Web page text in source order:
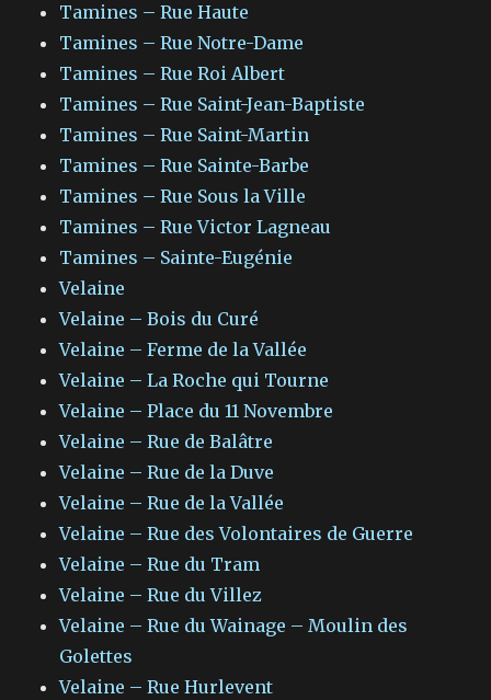
Tamines – Rue Haute
Tamines – Rue Notre-Dame
Tamines – Rue Roi Albert
Tamines – Rue Saint-Jean-Baptiste
Tamines – Rue Saint-Martin
Tamines – Rue Sainte-Barbe
Tamines – Rue Sous la Ville
Tamines – Rue Victor Lagneau
Tamines – Sainte-Eugénie
Velaine
Velaine – Bois du Curé
Velaine – Ferme de la Vallée
Velaine – La Roche qui Tourne
Velaine – Place du 11 Novembre
Velaine – Rue de Balâtre
Velaine – Rue de la Duve
Velaine – Rue de la Vallée
Velaine – Rue des Volontaires de Guerre
Velaine – Rue du Tram
Velaine – Rue du Villez
Velaine – Rue du Wainage – Moulin des
Golettes
Velaine – Rue Hurlevent